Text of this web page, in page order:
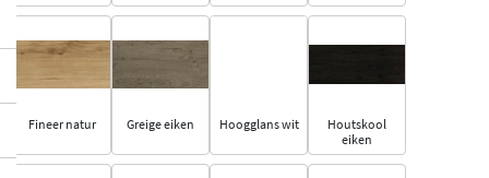
Fineer natur Greige eiken Hoogglans wit
Houtskool
eiken